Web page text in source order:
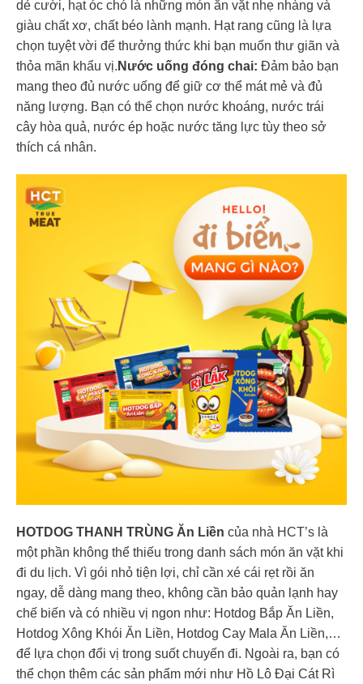
dẻ cười, hạt óc chó là những món ăn vặt nhẹ nhàng và
giàu chất xơ, chất béo lành mạnh. Hạt rang cũng là lựa
chọn tuyệt vời để thưởng thức khi bạn muốn thư giãn và
thỏa mãn khẩu vị. Nước uống đóng chai: Đảm bảo bạn
mang theo đủ nước uống để giữ cơ thể mát mẻ và đủ
năng lượng. Bạn có thể chọn nước khoáng, nước trái
cây hòa quả, nước ép hoặc nước tăng lực tùy theo sở
thích cá nhân.
HOTDOG THANH TRÙNG Ăn Liền của nhà HCT’s là
một phần không thể thiếu trong danh sách món ăn vặt khi
đi du lịch. Vì gói nhỏ tiện lợi, chỉ cần xé cái rẹt rồi ăn
ngay, dễ dàng mang theo, không cần bảo quản lạnh hay
chế biến và có nhiều vị ngon như: Hotdog Bắp Ăn Liền,
Hotdog Xông Khói Ăn Liền, Hotdog Cay Mala Ăn Liền,…
để lựa chọn đổi vị trong suốt chuyến đi. Ngoài ra, bạn có
thể chọn thêm các sản phẩm mới như Hồ Lô Đại Cát Rì